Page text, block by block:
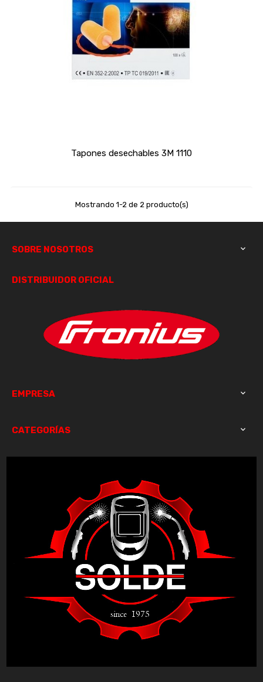
Tapones desechables 3M 1110
Mostrando 1-2 de 2 producto(s)
SOBRE NOSOTROS 
DISTRIBUIDOR OFICIAL
EMPRESA 
CATEGORÍAS 